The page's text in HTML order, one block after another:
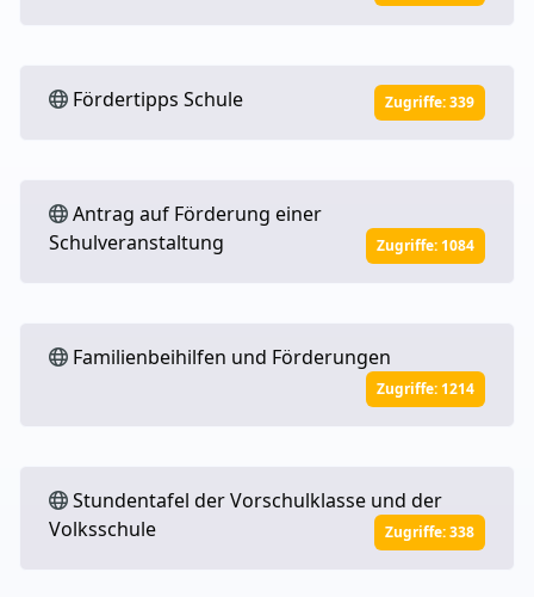
Fördertipps Schule Zugriffe: 339
Antrag auf Förderung einer
Schulveranstaltung
Zugriffe: 1084
Familienbeihilfen und Förderungen
Zugriffe: 1214
Stundentafel der Vorschulklasse und der
Volksschule
Zugriffe: 338